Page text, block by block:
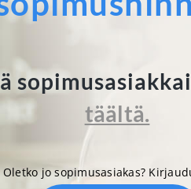
täältä.
Oletko jo sopimusasiakas?